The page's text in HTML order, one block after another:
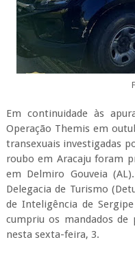
Em continuidade às
Operação Themis em
transexuais investigadas
roubo em Aracaju foram
em Delmiro Gouveia
Delegacia de Turismo
de Inteligência de
cumpriu os mandados de
nesta sexta-feira, 3.